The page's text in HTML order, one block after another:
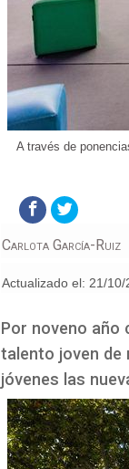
A través de
Carlota García-Ruiz
Actualizado el: 21/10/
Por noveno año
talento joven de
jóvenes las